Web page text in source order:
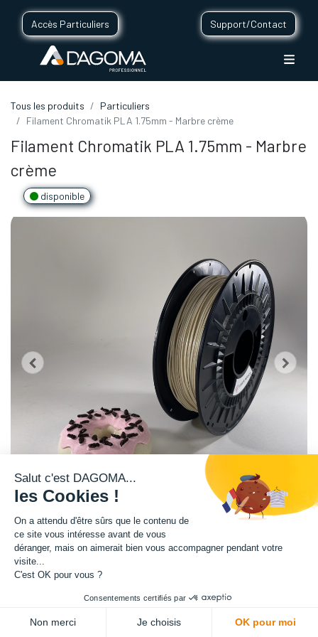
Accès Particuliers Support/Contact
Tous les produits
Particuliers
Filament Chromatik PLA 1.75mm - Marbre crème
Filament Chromatik PLA 1.75mm - Marbre
crème
disponible
Cette bobine à l'effet marbré crème est disponible en format 750g.
Diamètre : 1.75 mm
Salut c'est DAGOMA...
les Cookies !
On a attendu d'être sûrs que le contenu de
ce site vous intéresse avant de vous
déranger, mais on aimerait bien vous accompagner pendant votre
visite...
C'est OK pour vous ?
Consentements certifiés par
Non merci Je choisis OK pour moi